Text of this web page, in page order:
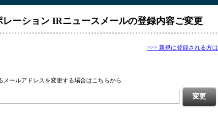
ーション IRニュースメールの登録内容ご変更
>>> 新規に登録される方は
メールアドレスを変更する場合はこちらから
変更